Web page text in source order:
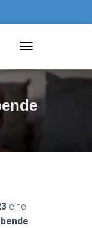
G
G
L
E
N
N
eine
.